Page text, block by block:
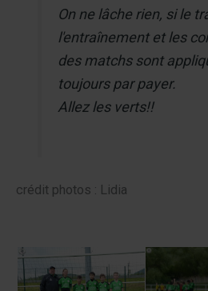
On ne lâche rien, si le
l'entraînement et les
des matchs sont
toujours par payer.
Allez les verts!!
crédit photos : Lidia